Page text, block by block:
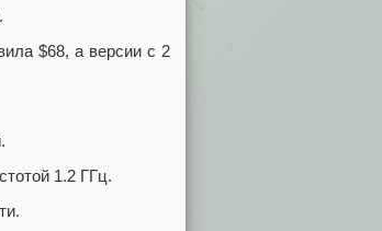
$68, а версии с 2
1.2 ГГц.